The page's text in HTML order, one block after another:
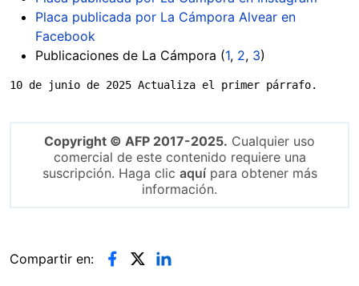
Placa publicada por La Cámpora Alvear en
Facebook
Publicaciones de La Cámpora (1, 2, 3)
10 de junio de 2025 Actualiza el primer párrafo.
Copyright © AFP 2017-2025. Cualquier uso
comercial de este contenido requiere una
suscripción. Haga clic aquípara obtener más
información.
Compartir en: